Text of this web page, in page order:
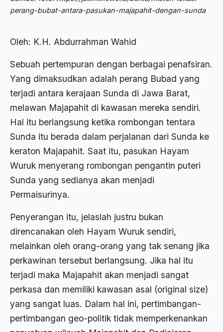
perang-bubat-antara-pasukan-majapahit-dengan-sunda
Oleh: K.H. Abdurrahman Wahid
Sebuah pertempuran dengan berbagai penafsiran.
Yang dimaksudkan adalah perang Bubad yang
terjadi antara kerajaan Sunda di Jawa Barat,
melawan Majapahit di kawasan mereka sendiri.
Hal itu berlangsung ketika rombongan tentara
Sunda itu berada dalam perjalanan dari Sunda ke
keraton Majapahit. Saat itu, pasukan Hayam
Wuruk menyerang rombongan pengantin puteri
Sunda yang sedianya akan menjadi
Permaisurinya.
Penyerangan itu, jelaslah justru bukan
direncanakan oleh Hayam Wuruk sendiri,
melainkan oleh orang-orang yang tak senang jika
perkawinan tersebut berlangsung. Jika hal itu
terjadi maka Majapahit akan menjadi sangat
perkasa dan memiliki kawasan asal (original size)
yang sangat luas. Dalam hal ini, pertimbangan-
pertimbangan geo-politik tidak memperkenankan
2010
2008
2007
2006
2005
2004
2003
2000
1999
1998
1996
1995
Abdi Masyarakat
Abdullah Badawi
Abdullah Sungkar
Abdullah Syafi'i
Abdurrahman Addakhil
Abolisi
Aboulhasan Bani Sadr
Abu AMrin Ibnu Alla'
Abu Hanifah
abu jihad
Abu Zayd
Aceh